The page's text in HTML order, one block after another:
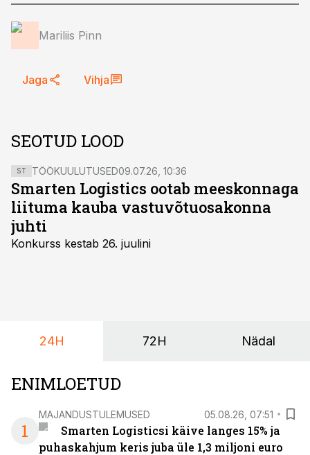
Mariliis Pinn
Jaga Vihja
SEOTUD LOOD
ST TÖÖKUULUTUSED09.07.26, 10:36
Smarten Logistics ootab meeskonnaga
liituma kauba vastuvõtuosakonna
juhti
Konkurss kestab 26. juulini
24H 72H Nädal
ENIMLOETUD
1
MAJANDUSTULEMUSED 05.08.26, 07:51
Smarten Logisticsi käive langes 15% ja
puhaskahjum keris juba üle 1,3 miljoni euro